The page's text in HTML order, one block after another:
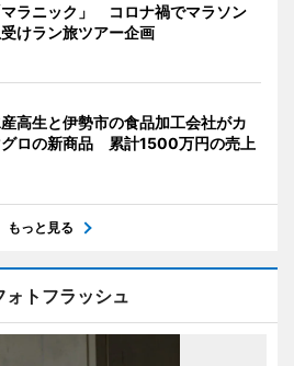
ラニック」 コロナ禍でマラソン
けラン旅ツアー企画
高生と伊勢市の食品加工会社がカ
グロの新商品 累計1500万円の売上
もっと見る
ォトフラッシュ